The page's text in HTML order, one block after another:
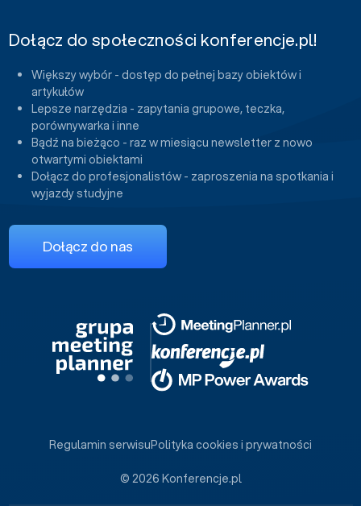
Dołącz do społeczności konferencje.pl!
Większy wybór - dostęp do pełnej bazy obiektów i
artykułów
Lepsze narzędzia - zapytania grupowe, teczka,
porównywarka i inne
Bądź na bieżąco - raz w miesiącu newsletter z nowo
otwartymi obiektami
Dołącz do profesjonalistów - zaproszenia na spotkania i
wyjazdy studyjne
Dołącz do nas
© 2026 Konferencje.pl
Regulamin serwisuPolityka cookies i prywatności